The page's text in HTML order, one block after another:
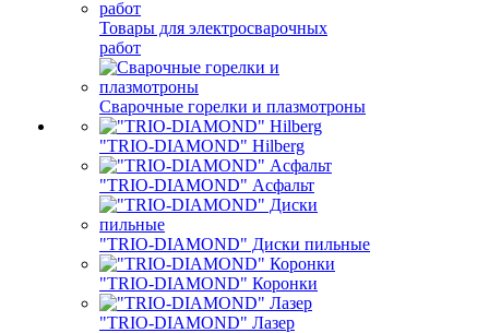
Товары для электросварочных
работ
Сварочные горелки и плазмотроны
"TRIO-DIAMOND" Hilberg
"TRIO-DIAMOND" Асфальт
"TRIO-DIAMOND" Диски пильные
"TRIO-DIAMOND" Коронки
"TRIO-DIAMOND" Лазер